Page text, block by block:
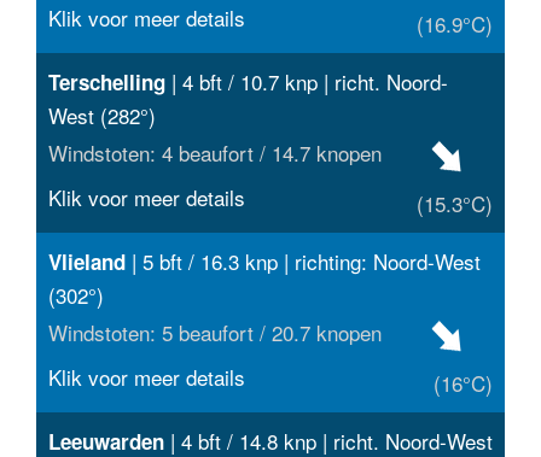
(16.9°C)
Klik voor meer details
Terschelling | 4 bft / 10.7 knp | richt. Noord-
West (282°)
Windstoten: 4 beaufort / 14.7 knopen
(15.3°C)
Klik voor meer details
Vlieland | 5 bft / 16.3 knp | richting: Noord-West
(302°)
Windstoten: 5 beaufort / 20.7 knopen
(16°C)
Klik voor meer details
Leeuwarden | 4 bft / 14.8 knp | richt. Noord-West